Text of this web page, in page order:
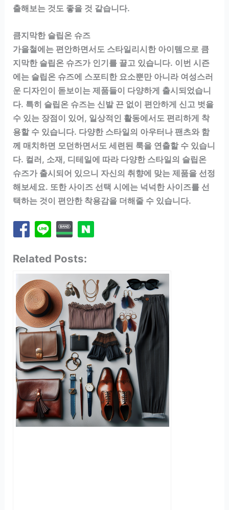
출해보는 것도 좋을 것 같습니다.
큼지막한 슬립온 슈즈
가을철에는 편안하면서도 스타일리시한 아이템으로 큼
지막한 슬립온 슈즈가 인기를 끌고 있습니다. 이번 시즌
에는 슬립온 슈즈에 스포티한 요소뿐만 아니라 여성스러
운 디자인이 돋보이는 제품들이 다양하게 출시되었습니
다. 특히 슬립온 슈즈는 신발 끈 없이 편안하게 신고 벗을
수 있는 장점이 있어, 일상적인 활동에서도 편리하게 착
용할 수 있습니다. 다양한 스타일의 아우터나 팬츠와 함
께 매치하면 모던하면서도 세련된 룩을 연출할 수 있습니
다. 컬러, 소재, 디테일에 따라 다양한 스타일의 슬립온
슈즈가 출시되어 있으니 자신의 취향에 맞는 제품을 선정
해보세요. 또한 사이즈 선택 시에는 넉넉한 사이즈를 선
택하는 것이 편안한 착용감을 더해줄 수 있습니다.
Related Posts: